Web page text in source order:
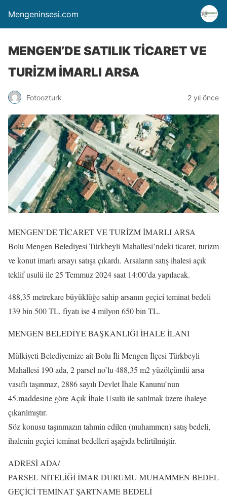
Mengeninsesi.com
MENGEN’DE SATILIK TİCARET VE
TURİZM İMARLI ARSA
Fotoozturk 2 yıl önce
MENGEN’DE TİCARET VE TURİZM İMARLI ARSA
Bolu Mengen Belediyesi Türkbeyli Mahallesi’ndeki ticaret, turizm
ve konut imarlı arsayı satışa çıkardı. Arsaların satış ihalesi açık
teklif usulü ile 25 Temmuz 2024 saat 14:00’da yapılacak.
488,35 metrekare büyüklüğe sahip arsanın geçici teminat bedeli
139 bin 500 TL, fiyatı ise 4 milyon 650 bin TL.
MENGEN BELEDİYE BAŞKANLIĞI İHALE İLANI
Mülkiyeti Belediyemize ait Bolu İli Mengen İlçesi Türkbeyli
Mahallesi 190 ada, 2 parsel no’lu 488,35 m2 yüzölçümlü arsa
vasıflı taşınmaz, 2886 sayılı Devlet İhale Kanunu’nun
45.maddesine göre Açık İhale Usulü ile satılmak üzere ihaleye
çıkarılmıştır.
Söz konusu taşınmazın tahmin edilen (muhammen) satış bedeli,
ihalenin geçici teminat bedelleri aşağıda belirtilmiştir.
ADRESİ ADA/
PARSEL NİTELİĞİ İMAR DURUMU MUHAMMEN BEDEL
GEÇİCİ TEMİNAT ŞARTNAME BEDELİ